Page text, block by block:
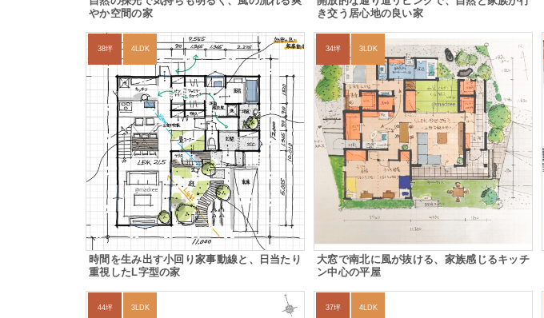
やか空間の家
き交う居心地の良い家
38坪 4LDK
時間を生み出す小回り家事動線と、日当たり
重視したL字型の家
34坪 3LDK
大窓で南北に風が抜ける、家族感じるキッチ
ン中心の平屋
44坪 3LDK 37坪 4LDK